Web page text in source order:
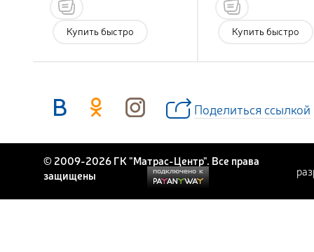
Купить быстро Купить быстро
Поделиться ссылкой
© 2009-2026 ГК "Матрас-Центр". Все права
защищены